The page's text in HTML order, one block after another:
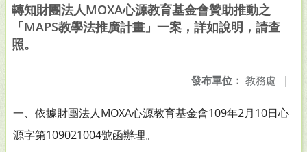
轉知財團法人MOXA心源教育基金會贊助推動之
「MAPS教學法推廣計畫」一案，詳如說明，請查
照。
發布單位： 教務處 |
一、依據財團法人MOXA心源教育基金會109年2月10日心
源字第109021004號函辦理。